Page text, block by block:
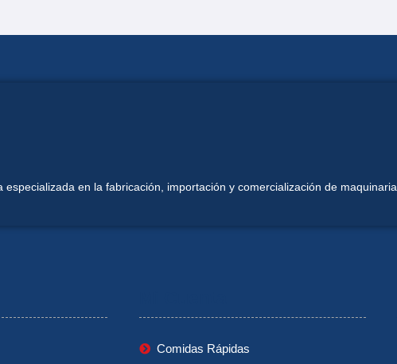
especializada en la fabricación, importación y comercialización de maquinaria,
Comidas Rápidas